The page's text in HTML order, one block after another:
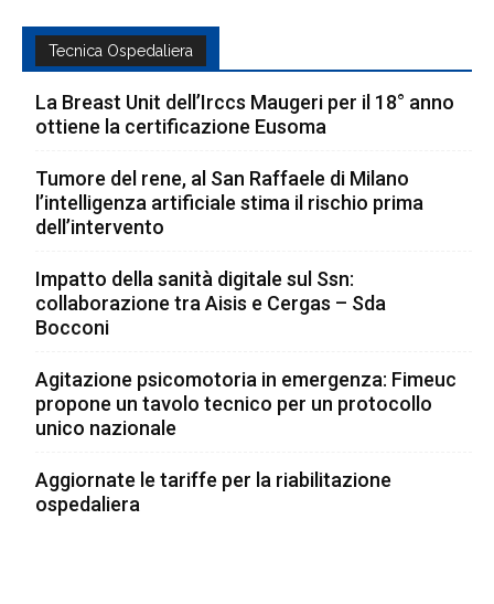
Tecnica Ospedaliera
La Breast Unit dell’Irccs Maugeri per il 18° anno
ottiene la certificazione Eusoma
Tumore del rene, al San Raffaele di Milano
l’intelligenza artificiale stima il rischio prima
dell’intervento
Impatto della sanità digitale sul Ssn:
collaborazione tra Aisis e Cergas – Sda
Bocconi
Agitazione psicomotoria in emergenza: Fimeuc
propone un tavolo tecnico per un protocollo
unico nazionale
Aggiornate le tariffe per la riabilitazione
ospedaliera